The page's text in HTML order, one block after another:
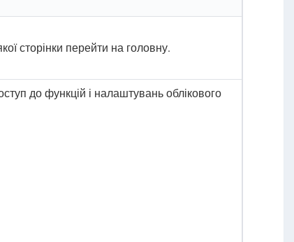
сторінки перейти на головну.
до функцій і налаштувань облікового